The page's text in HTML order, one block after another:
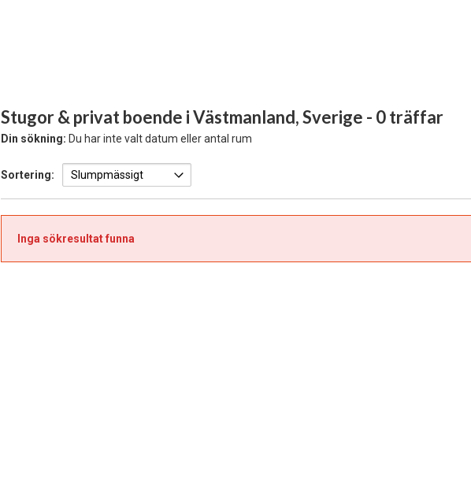
Stugor & privat boende i Västmanland, Sverige - 0 träffar
Din sökning: Du har inte valt datum eller antal rum
Sortering:
Inga sökresultat funna